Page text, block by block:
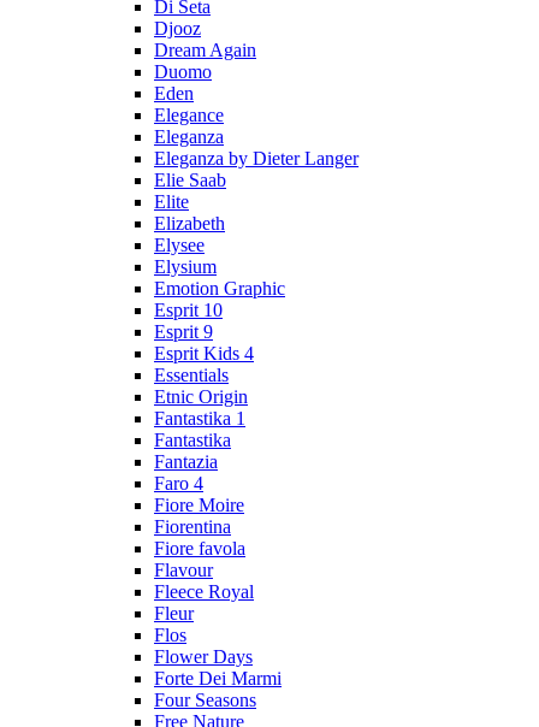
Di Seta
Djooz
Dream Again
Duomo
Eden
Elegance
Eleganza
Eleganza by Dieter Langer
Elie Saab
Elite
Elizabeth
Elysee
Elysium
Emotion Graphic
Esprit 10
Esprit 9
Esprit Kids 4
Essentials
Etnic Origin
Fantastika 1
Fantastika
Fantazia
Faro 4
Fiore Moire
Fiorentina
Fiore favola
Flavour
Fleece Royal
Fleur
Flos
Flower Days
Forte Dei Marmi
Four Seasons
Free Nature